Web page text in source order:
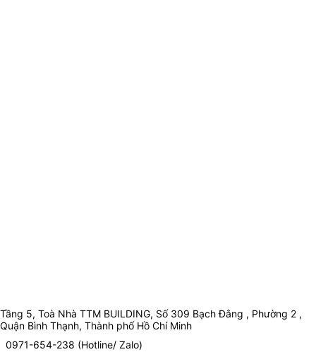
Tầng 5, Toà Nhà TTM BUILDING, Số 309 Bạch Đằng , Phường 2 ,
Quận Bình Thạnh, Thành phố Hồ Chí Minh
0971-654-238 (Hotline/ Zalo)